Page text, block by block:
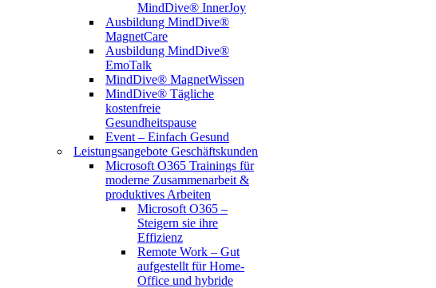
MindDive® InnerJoy
Ausbildung MindDive®
MagnetCare
Ausbildung MindDive®
EmoTalk
MindDive® MagnetWissen
MindDive® Tägliche
kostenfreie
Gesundheitspause
Event – Einfach Gesund
Leistungsangebote Geschäftskunden
Microsoft O365 Trainings für
moderne Zusammenarbeit &
produktives Arbeiten
Microsoft O365 –
Steigern sie ihre
Effizienz
Remote Work – Gut
aufgestellt für Home-
Office und hybride